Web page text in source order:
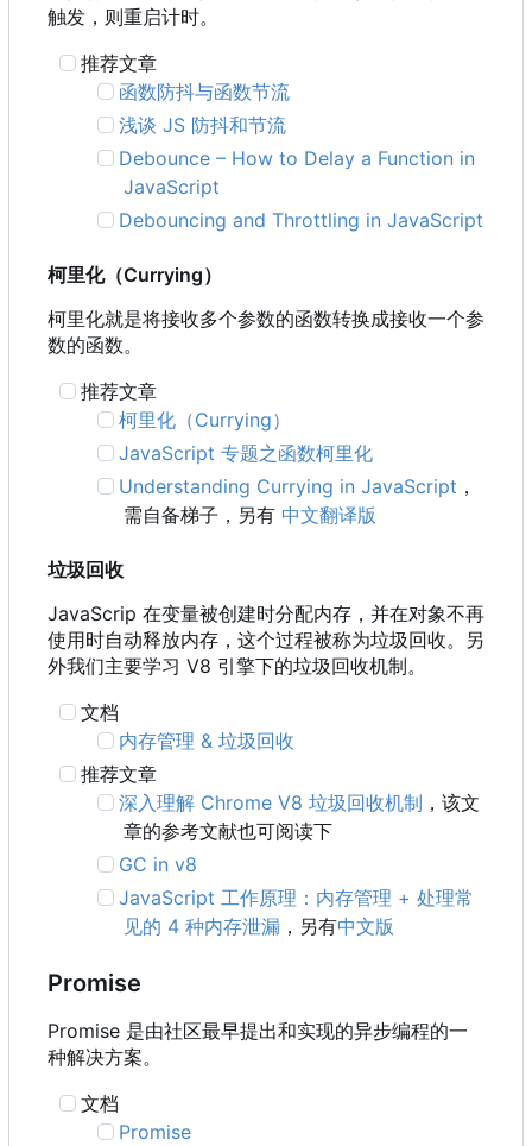
触发，则重启计时。
推荐文章
函数防抖与函数节流
浅谈 JS 防抖和节流
Debounce– How to Delay a Function in
JavaScript
Debouncing and Throttling in JavaScript
柯里化（Currying）
柯里化就是将接收多个参数的函数转换成接收一个参
数的函数。
推荐文章
柯里化 （Currying）
JavaScript 专题之函数柯里化
Understanding Currying in JavaScript ，
需自备梯子，另有 中文翻译版
垃圾回收
JavaScrip 在变量被创建时分配内存，并在对象不再
使用时自动释放内存，这个过程被称为垃圾回收。另
外我们主要学习 V8 引擎下的垃圾回收机制。
文档
内存管理 & 垃圾回收
推荐文章
深入理解 Chrome V8 垃圾回收机制 ，该文
章的参考文献也可阅读下
GC in v8
JavaScript 工作原理：内存管理 + 处理常
见的 4 种内存泄漏 ，另有中文版
Promise
Promise 是由社区最早提出和实现的异步编程的一
种解决方案。
文档
Promise